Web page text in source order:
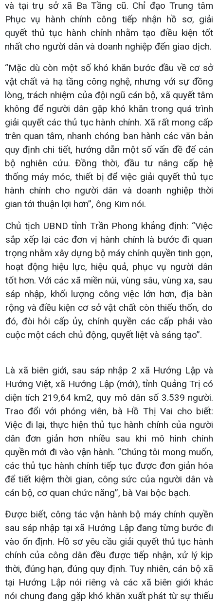
và tại trụ sở xã Ba Tầng cũ. Chỉ đạo Trung tâm
Phục vụ hành chính công tiếp nhận hồ sơ, giải
quyết thủ tục hành chính nhằm tạo điều kiện tốt
nhất cho người dân và doanh nghiệp đến giao dịch.
“Mặc dù còn một số khó khăn bước đầu về cơ sở
vật chất và hạ tầng công nghệ, nhưng với sự đồng
lòng, trách nhiệm của đội ngũ cán bộ, xã quyết tâm
không để người dân gặp khó khăn trong quá trình
giải quyết các thủ tục hành chính. Xã rất mong cấp
trên quan tâm, nhanh chóng ban hành các văn bản
quy định chi tiết, hướng dẫn một số vấn đề để cán
bộ nghiên cứu. Đồng thời, đầu tư nâng cấp hệ
thống máy móc, thiết bị để việc giải quyết thủ tục
hành chính cho người dân và doanh nghiệp thời
gian tới thuận lợi hơn”, ông Kim nói.
Chủ tịch UBND tỉnh Trần Phong khẳng định: “Việc
sắp xếp lại các đơn vị hành chính là bước đi quan
trọng nhằm xây dựng bộ máy chính quyền tinh gọn,
hoạt động hiệu lực, hiệu quả, phục vụ người dân
tốt hơn. Với các xã miền núi, vùng sâu, vùng xa, sau
sáp nhập, khối lượng công việc lớn hơn, địa bàn
rộng và điều kiện cơ sở vật chất còn thiếu thốn, do
đó, đòi hỏi cấp ủy, chính quyền các cấp phải vào
cuộc một cách chủ động, quyết liệt và sáng tạo”.
Là xã biên giới, sau sáp nhập 2 xã Hướng Lập và
Hướng Việt, xã Hướng Lập (mới), tỉnh Quảng Trị có
diện tích 219,64 km2, quy mô dân số 3.539 người.
Trao đổi với phóng viên, bà Hồ Thị Vai cho biết:
Việc đi lại, thực hiện thủ tục hành chính của người
dân đơn giản hơn nhiều sau khi mô hình chính
quyền mới đi vào vận hành. “Chúng tôi mong muốn,
các thủ tục hành chính tiếp tục được đơn giản hóa
để tiết kiệm thời gian, công sức của người dân và
cán bộ, cơ quan chức năng”, bà Vai bộc bạch.
Được biết, công tác vận hành bộ máy chính quyền
sau sáp nhập tại xã Hướng Lập đang từng bước đi
vào ổn định. Hồ sơ yêu cầu giải quyết thủ tục hành
chính của công dân đều được tiếp nhận, xử lý kịp
thời, đúng hạn, đúng quy định. Tuy nhiên, cán bộ xã
tại Hướng Lập nói riêng và các xã biên giới khác
nói chung đang gặp khó khăn xuất phát từ sự thiếu